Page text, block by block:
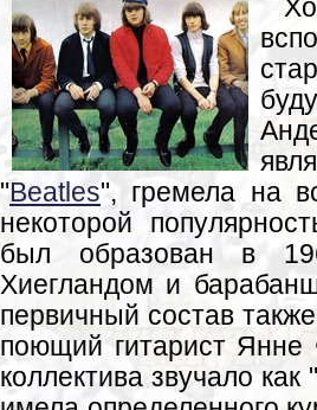
"Beatles", гремела на
некоторой
был образован в
Хиегландом и
первичный состав
поющий гитарист Янне
коллектива звучало